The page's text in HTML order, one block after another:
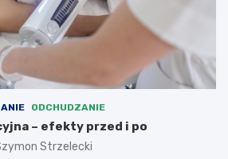
ODCHUDZANIE
– efekty przed i po
Strzelecki